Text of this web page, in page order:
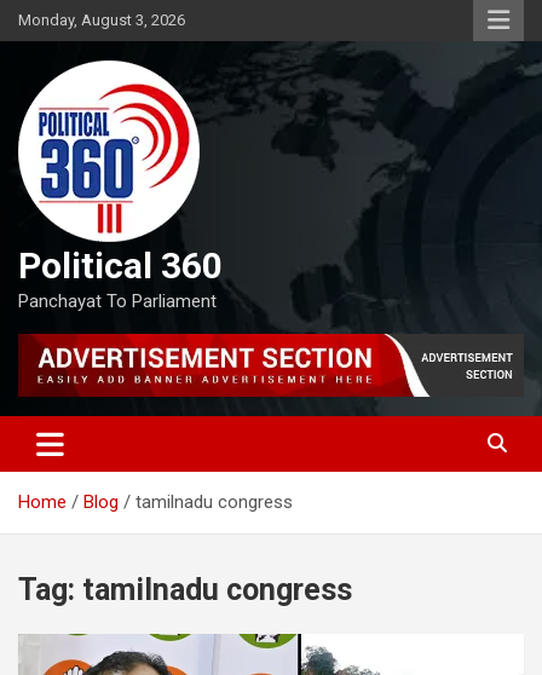
Skip
to
Monday, August 3, 2026
Political 360
Panchayat To Parliament
Home Blog tamilnadu congress
Tag: tamilnadu congress